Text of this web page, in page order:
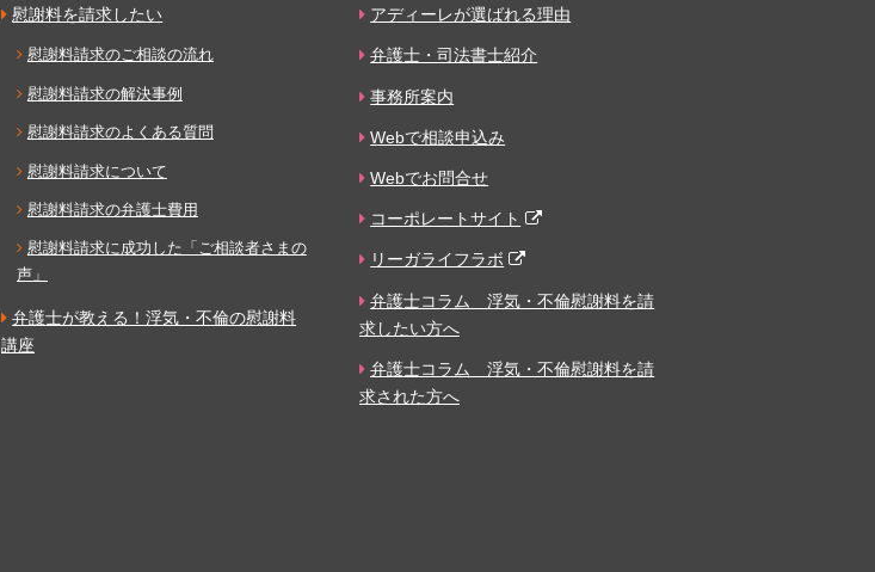
慰謝料を請求したい
慰謝料請求のご相談の流れ
慰謝料請求の解決事例
慰謝料請求のよくある質問
慰謝料請求について
慰謝料請求の弁護士費用
慰謝料請求に成功した「ご相談者さまの
声」
弁護士が教える！浮気・不倫の慰謝料
講座
アディーレが選ばれる理由
弁護士・司法書士紹介
事務所案内
Webで相談申込み
Webでお問合せ
コーポレートサイト
リーガライフラボ
弁護士コラム 浮気・不倫慰謝料を請
求したい方へ
弁護士コラム 浮気・不倫慰謝料を請
求された方へ